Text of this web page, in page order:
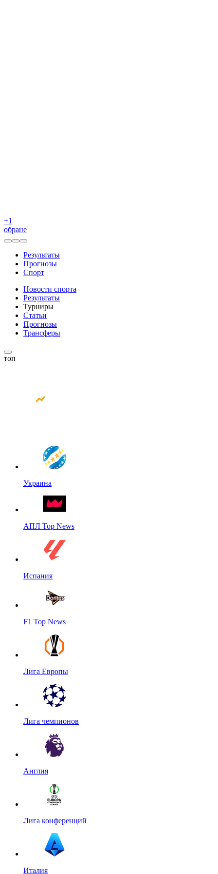
+1
обране
Результаты
Прогнозы
Спорт
Новости спорта
Результаты
Турниры
Статьи
Прогнозы
Трансферы
топ
Украина
АПЛ Top News
Испания
F1 Top News
Лига Европы
Лига чемпионов
Англия
Лига конференций
Италия